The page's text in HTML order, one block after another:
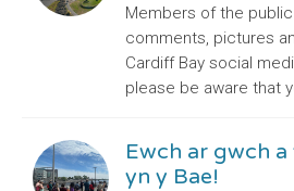
Members of the
comments, pictures
Cardiff Bay social
please be aware that
Ewch ar gwch
yn y Bae!